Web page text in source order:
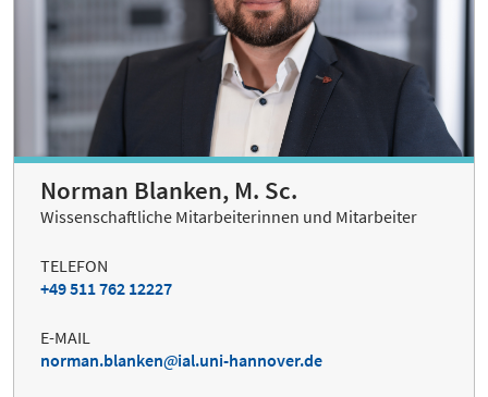
Norman Blanken, M. Sc.
Wissenschaftliche Mitarbeiterinnen und Mitarbeiter
TELEFON
+49 511 762 12227
E-MAIL
norman.blanken
ial.uni-hannover.de